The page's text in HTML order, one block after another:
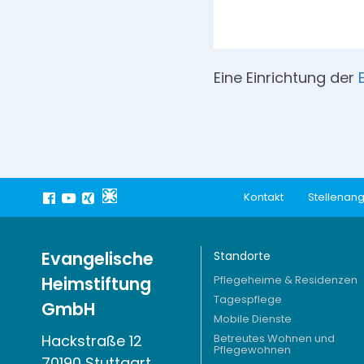
Eine Einrichtung der
Kontakt
Evangelische
Heimstiftung
GmbH
Hackstraße 12
Standorte
Pflegeheime & Residenzen
Tagespflege
Mobile Dienste
Betreutes Wohnen und
Pflegewohnen